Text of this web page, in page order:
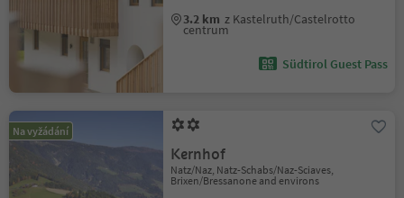
3.2 km z Kastelruth/Castelrotto
centrum
Südtirol Guest Pass
Na vyžádání
Kernhof
Natz/Naz, Natz-Schabs/Naz-Sciaves,
Brixen/Bressanone and environs